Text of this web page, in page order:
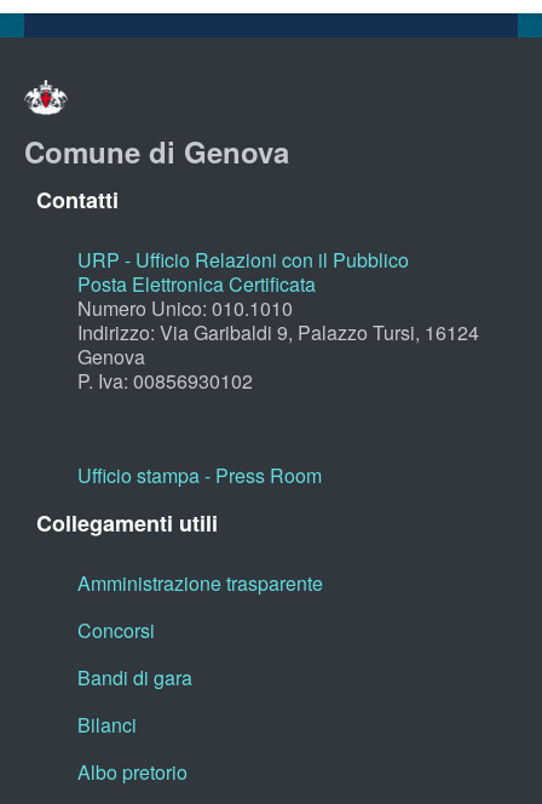
Comune di Genova
Contatti
URP - Ufficio Relazioni con il Pubblico
Posta Elettronica Certificata
Numero Unico: 010.1010
Indirizzo: Via Garibaldi 9, Palazzo Tursi, 16124
Genova
P. Iva: 00856930102
Ufficio stampa - Press Room
Collegamenti utili
Amministrazione trasparente
Concorsi
Bandi di gara
Bilanci
Albo pretorio